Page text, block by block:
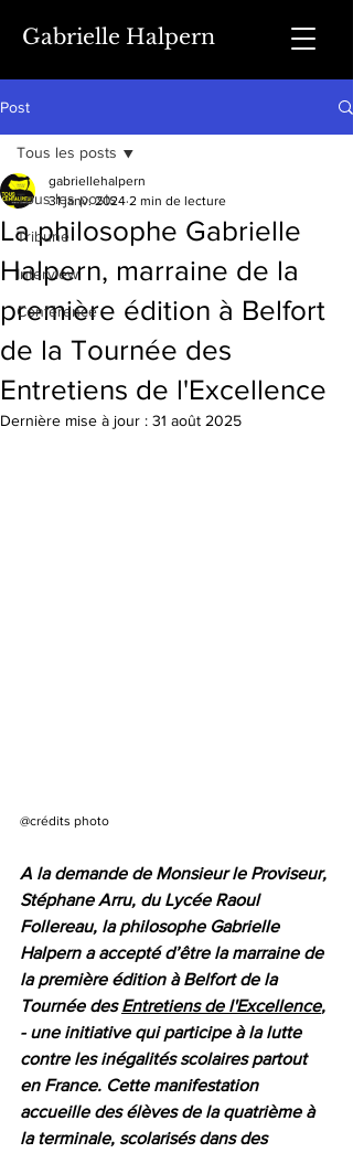
Gabrielle Halpern
Post
Tous les posts
Tribune
Interview
Conférence
Tous les posts
La philosophe Gabrielle
Halpern, marraine de la
première édition à Belfort
de la Tournée des
Entretiens de l'Excellence
gabriellehalpern
31 janv. 2024 2 min de lecture
Dernière mise à jour : 31 août 2025
@crédits photo
A la demande de Monsieur le Proviseur,
Stéphane Arru, du Lycée Raoul
Follereau, la philosophe Gabrielle
Halpern a accepté d’être la marraine de
la première édition à Belfort de la
Tournée des Entretiens de l'Excellence,
- une initiative qui participe à la lutte
contre les inégalités scolaires partout
en France. Cette manifestation
accueille des élèves de la quatrième à
la terminale, scolarisés dans des